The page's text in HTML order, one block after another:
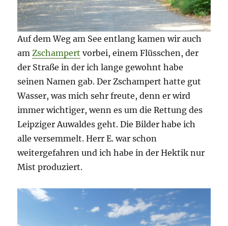
Auf dem Weg am See entlang kamen wir auch
amZschampert vorbei, einem Flüsschen, der
der Straße in der ich lange gewohnt habe
seinen Namen gab. Der Zschampert hatte gut
Wasser, was mich sehr freute, denn er wird
immer wichtiger, wenn es um die Rettung des
Leipziger Auwaldes geht. Die Bilder habe ich
alle versemmelt. Herr E. war schon
weitergefahren und ich habe in der Hektik nur
Mist produziert.